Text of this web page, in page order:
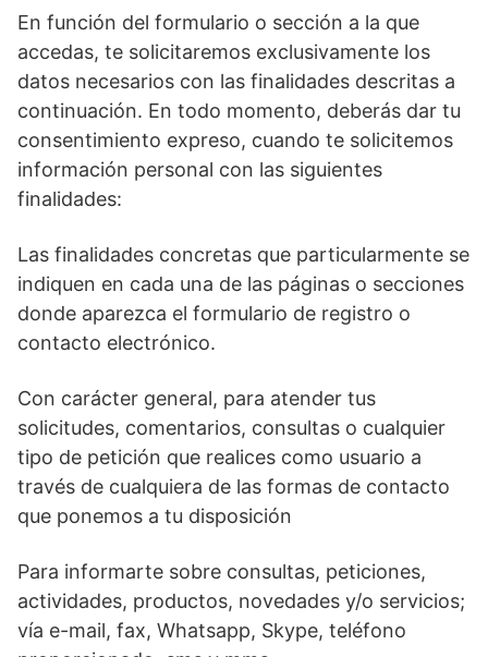
En función del formulario o sección a la que
accedas, te solicitaremos exclusivamente los
datos necesarios con las finalidades descritas a
continuación. En todo momento, deberás dar tu
consentimiento expreso, cuando te solicitemos
información personal con las siguientes
finalidades:
Las finalidades concretas que particularmente se
indiquen en cada una de las páginas o secciones
donde aparezca el formulario de registro o
contacto electrónico.
Con carácter general, para atender tus
solicitudes, comentarios, consultas o cualquier
tipo de petición que realices como usuario a
través de cualquiera de las formas de contacto
que ponemos a tu disposición
Para informarte sobre consultas, peticiones,
actividades, productos, novedades y/o servicios;
vía e-mail, fax, Whatsapp, Skype, teléfono